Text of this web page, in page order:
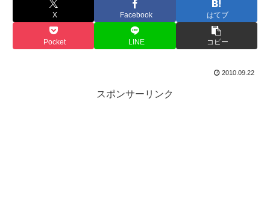
X Facebook はてブ
Pocket LINE コピー
2010.09.22
スポンサーリンク